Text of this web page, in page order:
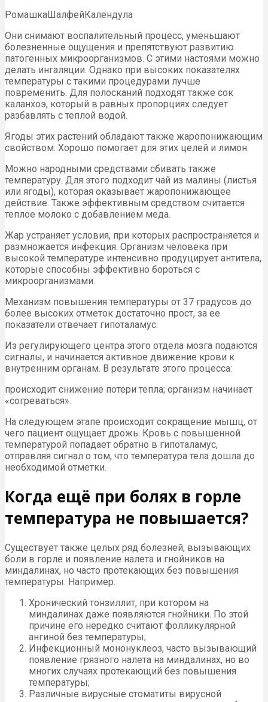
РомашкаШалфейКалендула
Они снимают воспалительный процесс, уменьшают
болезненные ощущения и препятствуют развитию
патогенных микроорганизмов. С этими настоями можно
делать ингаляции. Однако при высоких показателях
температуры с такими процедурами лучше
повременить. Для полосканий подходят также сок
каланхоэ, который в равных пропорциях следует
разбавлять с теплой водой.
Ягоды этих растений обладают также жаропонижающим
свойством. Хорошо помогает для этих целей и лимон.
Можно народными средствами сбивать также
температуру. Для этого подходит чай из малины (листья
или ягоды), которая оказывает жаропонижающее
действие. Также эффективным средством считается
теплое молоко с добавлением меда.
Жар устраняет условия, при которых распространяется и
размножается инфекция. Организм человека при
высокой температуре интенсивно продуцирует антитела,
которые способны эффективно бороться с
микроорганизмами.
Механизм повышения температуры от 37 градусов до
более высоких отметок достаточно прост, за ее
показатели отвечает гипоталамус.
Из регулирующего центра этого отдела мозга подаются
сигналы, и начинается активное движение крови к
внутренним органам. В результате этого процесса:
происходит снижение потери тепла; организм начинает
«согреваться».
На следующем этапе происходит сокращение мышц, от
чего пациент ощущает дрожь. Кровь с повышенной
температурой попадает обратно в гипоталамус,
отправляя сигнал о том, что температура тела дошла до
необходимой отметки.
Когда ещё при болях в горле
температура не повышается?
Существует также целых ряд болезней, вызывающих
боли в горле и появление налета и гнойников на
миндалинах, но часто протекающих без повышения
температуры. Например:
Хронический тонзиллит, при котором на
миндалинах даже появляются гнойники. По этой
причине его нередко считают фолликулярной
ангиной без температуры;
Инфекционный мононуклеоз, часто вызывающий
появление грязного налета на миндалинах, но во
многих случаях протекающий без повышения
температуры;
Различные вирусные стоматиты вирусной